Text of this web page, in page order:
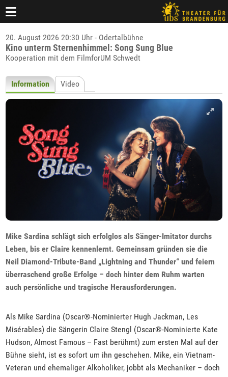
20. August 2026 20:30 Uhr - Odertalbühne
Kino unterm Sternenhimmel: Song Sung Blue
Kooperation mit dem FilmforUM Schwedt
Information Video
Mike Sardina schlägt sich erfolglos als Sänger-Imitator durchs
Leben, bis er Claire kennenlernt. Gemeinsam gründen sie die
Neil Diamond-Tribute-Band „Lightning and Thunder“ und feiern
überraschend große Erfolge – doch hinter dem Ruhm warten
auch persönliche und tragische Herausforderungen.
Als Mike Sardina (Oscar®-Nominierter Hugh Jackman, Les
Misérables) die Sängerin Claire Stengl (Oscar®-Nominierte Kate
Hudson, Almost Famous – Fast berühmt) zum ersten Mal auf der
Bühne sieht, ist es sofort um ihn geschehen. Mike, ein Vietnam-
Veteran und ehemaliger Alkoholiker, jobbt als Mechaniker – doch